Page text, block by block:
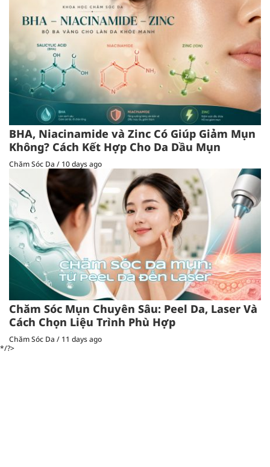
BHA, Niacinamide và Zinc Có Giúp Giảm Mụn
Không? Cách Kết Hợp Cho Da Dầu Mụn
Chăm Sóc Da / 10 days ago
Chăm Sóc Mụn Chuyên Sâu: Peel Da, Laser Và
Cách Chọn Liệu Trình Phù Hợp
Chăm Sóc Da / 11 days ago
*/?>